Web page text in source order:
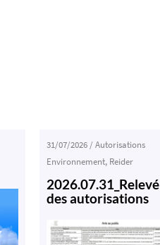
31/07/2026/Autorisations
Environnement, Reider
2026.07.31_Relevé
des autorisations